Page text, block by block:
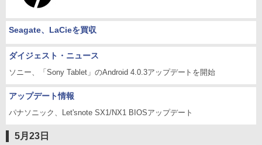
Seagate、LaCieを買収
ダイジェスト・ニュース
ソニー、「Sony Tablet」のAndroid 4.0.3アップデートを開始
アップデート情報
パナソニック、Let'snote SX1/NX1 BIOSアップデート
5月23日